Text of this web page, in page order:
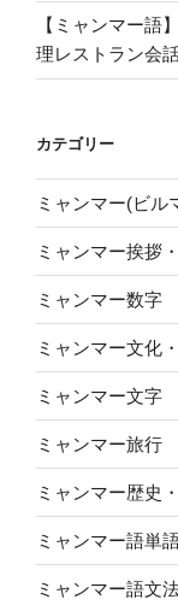
【ミャンマー語
理レストラン会
カテゴリー
ミャンマー(ビル
ミャンマー挨拶
ミャンマー数字
ミャンマー文化
ミャンマー文字
ミャンマー旅行
ミャンマー歴史
ミャンマー語単
ミャンマー語文